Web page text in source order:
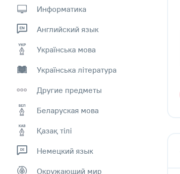
Информатика
Английский язык
Українська мова
Українська література
Другие предметы
Беларуская мова
Қазақ тiлi
Немецкий язык
Окружающий мир